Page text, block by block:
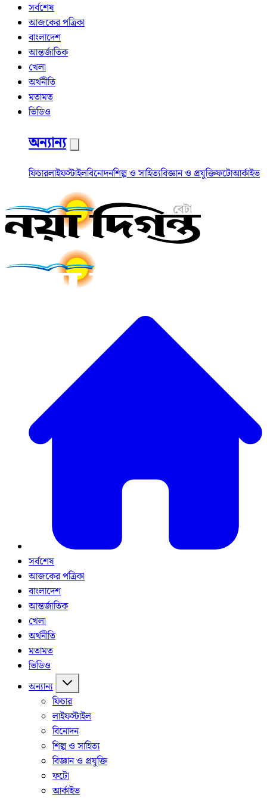
সর্বশেষ
আজকের পত্রিকা
বাংলাদেশ
আন্তর্জাতিক
খেলা
অর্থনীতি
মতামত
ভিডিও
অন্যান্য
ফিচারলাইফস্টাইলবিনোদনশিল্প ও সাহিত্যবিজ্ঞান ও প্রযুক্তিফটোআর্কাইভ
সর্বশেষ
আজকের পত্রিকা
বাংলাদেশ
আন্তর্জাতিক
খেলা
অর্থনীতি
মতামত
ভিডিও
অন্যান্য
ফিচার
লাইফস্টাইল
বিনোদন
শিল্প ও সাহিত্য
বিজ্ঞান ও প্রযুক্তি
ফটো
আর্কাইভ